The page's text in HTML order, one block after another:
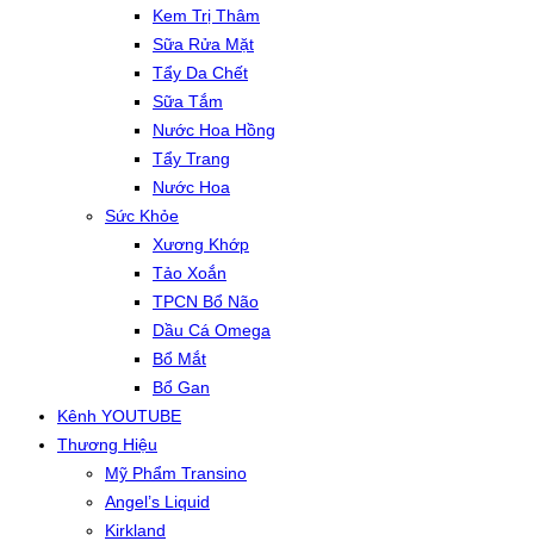
Kem Trị Thâm
Sữa Rửa Mặt
Tẩy Da Chết
Sữa Tắm
Nước Hoa Hồng
Tẩy Trang
Nước Hoa
Sức Khỏe
Xương Khớp
Tảo Xoắn
TPCN Bổ Não
Dầu Cá Omega
Bổ Mắt
Bổ Gan
Kênh YOUTUBE
Thương Hiệu
Mỹ Phẩm Transino
Angel’s Liquid
Kirkland